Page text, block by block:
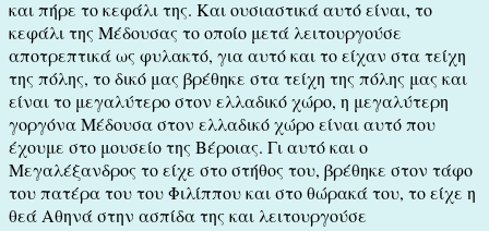
και πήρε το κεφάλι της. Και ουσιαστικά αυτό είναι, το
κεφάλι της Μέδουσας το οποίο μετά λειτουργούσε
αποτρεπτικά ως φυλακτό, για αυτό και το είχαν στα τείχη
της πόλης, το δικό μας βρέθηκε στα τείχη της πόλης μας και
είναι το μεγαλύτερο στον ελλαδικό χώρο, η μεγαλύτερη
γοργόνα Μέδουσα στον ελλαδικό χώρο είναι αυτό που
έχουμε στο μουσείο της Βέροιας. Γι αυτό και ο
Μεγαλέξανδρος το είχε στο στήθος του, βρέθηκε στον τάφο
του πατέρα του του Φιλίππου και στο θώρακά του, το είχε η
θεά Αθηνά στην ασπίδα της και λειτουργούσε